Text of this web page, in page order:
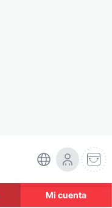
Mi cuenta